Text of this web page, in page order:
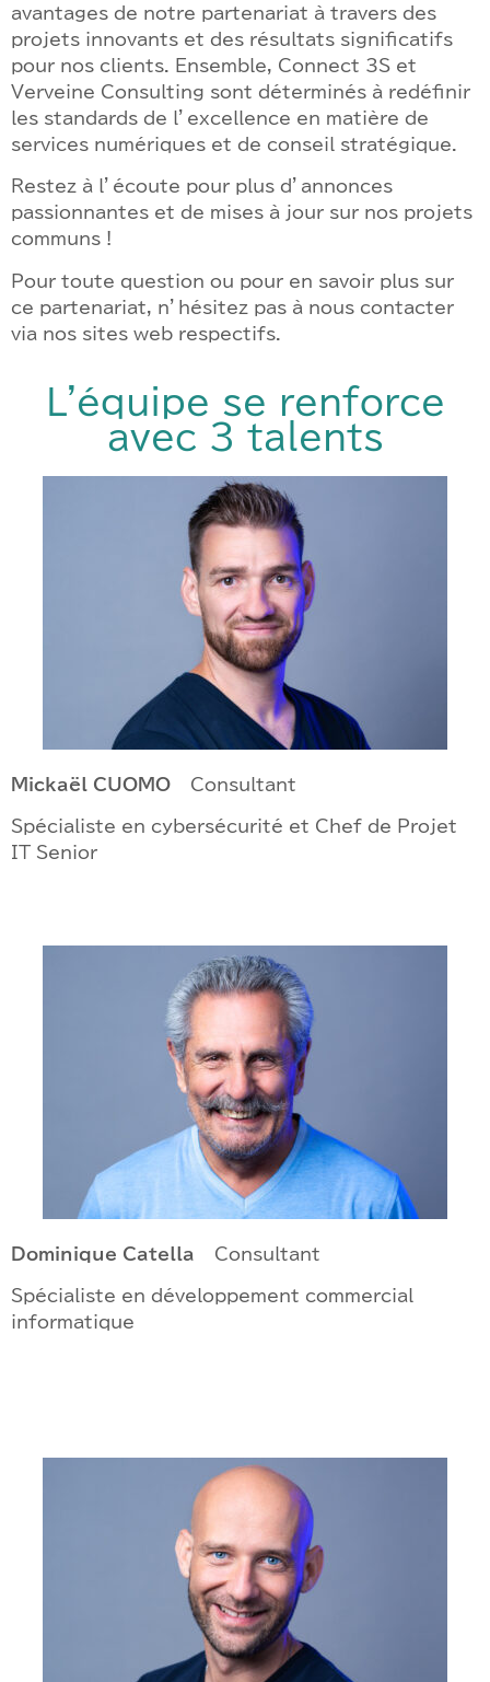
avantages de notre partenariat à travers des
projets innovants et des résultats significatifs
pour nos clients. Ensemble, Connect 3S et
Verveine Consulting sont déterminés à redéfinir
les standards de l’excellence en matière de
services numériques et de conseil stratégique.
Restez à l’écoute pour plus d’annonces
passionnantes et de mises à jour sur nos projets
communs !
Pour toute question ou pour en savoir plus sur
ce partenariat, n’hésitez pas à nous contacter
via nos sites web respectifs.
L'équipe se renforce
avec 3 talents
Mickaël CUOMO – Consultant
Spécialiste en cybersécurité et Chef de Projet
IT Senior
Dominique Catella – Consultant
Spécialiste en développement commercial
informatique